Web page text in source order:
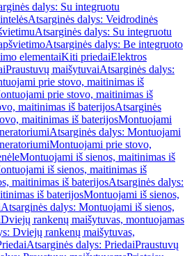
dalys: Su integruotu
Atsarginės dalys: Veidrodinės
Atsarginės dalys: Su integruotu
Atsarginės dalys: Be integruoto
elementaiKiti priedaiElektros
Praustuvų maišytuvaiAtsarginės dalys:
prie stovo, maitinimas iš
prie stovo, maitinimas iš
maitinimas iš baterijosAtsarginės
maitinimas iš baterijosMontuojami
Atsarginės dalys: Montuojami
Montuojami prie stovo,
Montuojami iš sienos, maitinimas iš
iš sienos, maitinimas iš
maitinimas iš baterijosAtsarginės dalys:
iš baterijosMontuojami iš sienos,
Atsarginės dalys: Montuojami iš sienos,
Dviejų rankenų maišytuvas, montuojamas
Dviejų rankenų maišytuvas,
Atsarginės dalys: PriedaiPraustuvų